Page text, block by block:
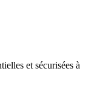
et sécurisées à